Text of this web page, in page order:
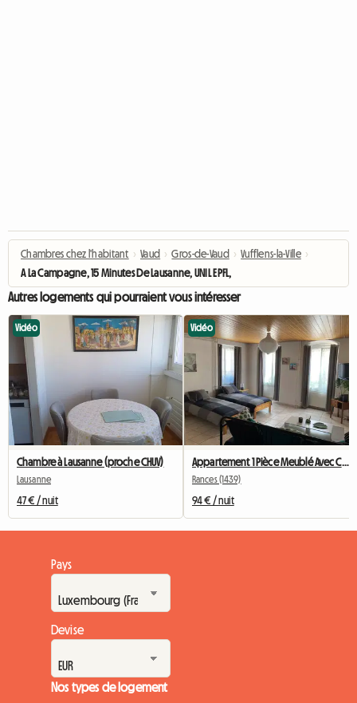
Chambres chez l'habitant › Vaud › Gros-de-Vaud › Vufflens-la-Ville ›
A La Campagne, 15 Minutes De Lausanne, UNIL EPFL, Rsud
Autres logements qui pourraient vous intéresser
Vidéo
Chambre à Lausanne (proche CHUV)
Lausanne
47 € / nuit
Vidéo
Appartement 1 Pièce Meublé Avec Cuisine équipée
Rances (1439)
94 € / nuit
Pays
Devise
Nos types de logement